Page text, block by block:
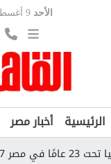
الأحد 9 أغسطس 2026
الرئيسية أخبار مصر